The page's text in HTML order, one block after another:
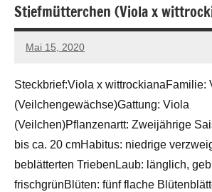
Stiefmütterchen (Viola x
Mai 15, 2020
Andreas
Steckbrief:Viola x wittrockianaFamilie:
(Veilchengewächse)Gattung: Viola
(Veilchen)Pflanzenartt: Zweijährige
bis ca. 20 cmHabitus: niedrige
beblätterten TriebenLaub: länglich,
frischgrünBlüten: fünf flache